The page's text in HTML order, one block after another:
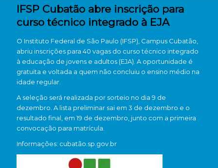
IFSP Cubatão abre inscrição para
curso técnico integrado à EJA
O Instituto Federal de São Paulo (IFSP), Campus Cubatão,
abriu inscrições para 40 vagas do curso técnico integrado
à educação de jovens e adultos (EJA). A oportunidade é
gratuita e voltada a quem não concluiu o ensino médio na
idade regular.
A seleção será realizada por sorteio no dia 9 de
dezembro. A lista preliminar sai em 3 de dezembro e o
resultado final, em 19 de dezembro, junto com a primeira
convocação para matrícula.
Informações: cubatão.sp.gov.br